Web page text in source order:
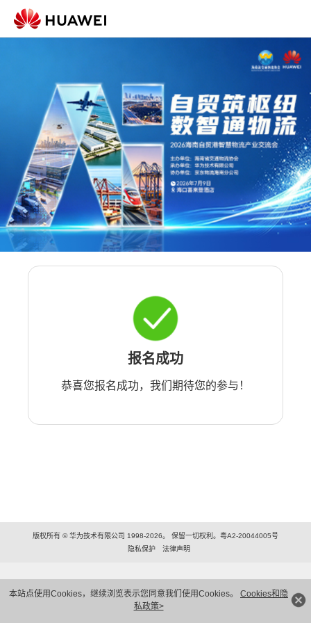
本站点使用Cookies，继续浏览表示您同意我们使用Cookies。 Cookies和隐
私政策>
报名成功
恭喜您报名成功，我们期待您的参与！
版权所有 © 华为技术有限公司 1998-2026。 保留一切权利。粤A2-20044005号
隐私保护
法律声明